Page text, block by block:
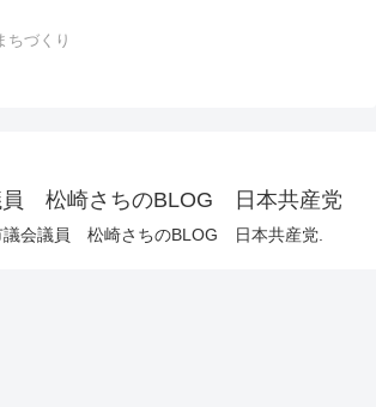
ちづくり
員 松崎さちのBLOG 日本共産党
議会議員 松崎さちのBLOG 日本共産党.